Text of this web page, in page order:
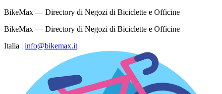
BikeMax — Directory di Negozi di Biciclette e Officine
BikeMax — Directory di Negozi di Biciclette e Officine
Italia | info@bikemax.it